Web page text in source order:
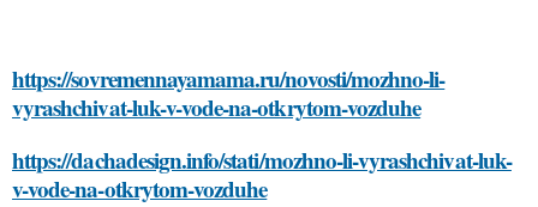
https://sovremennayamama.ru/novosti/mozhno-li-
vyrashchivat-luk-v-vode-na-otkrytom-vozduhe
https://dachadesign.info/stati/mozhno-li-vyrashchivat-luk-
v-vode-na-otkrytom-vozduhe